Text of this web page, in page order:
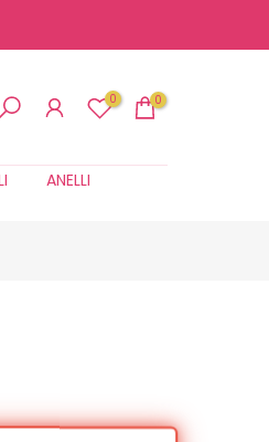
0 0
ANELLI